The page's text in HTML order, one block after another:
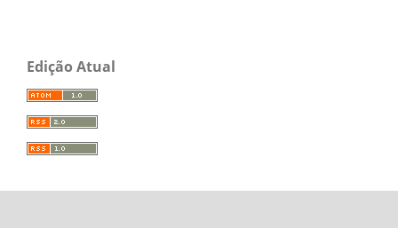
Edição Atual